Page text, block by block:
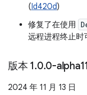
(Id420d)
修复了在使用
远程进程终止时
版本 1.0.0-
2024 年 11 月 13 日